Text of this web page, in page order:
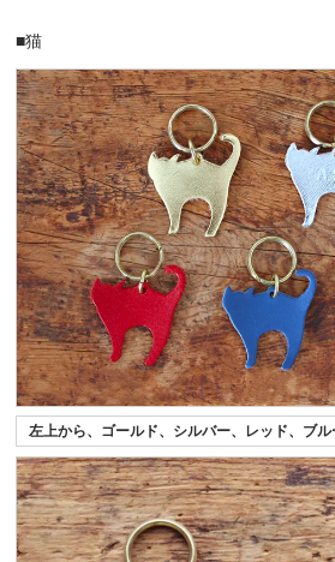
■猫
左上から、ゴールド、シルバー、レッド、ブ